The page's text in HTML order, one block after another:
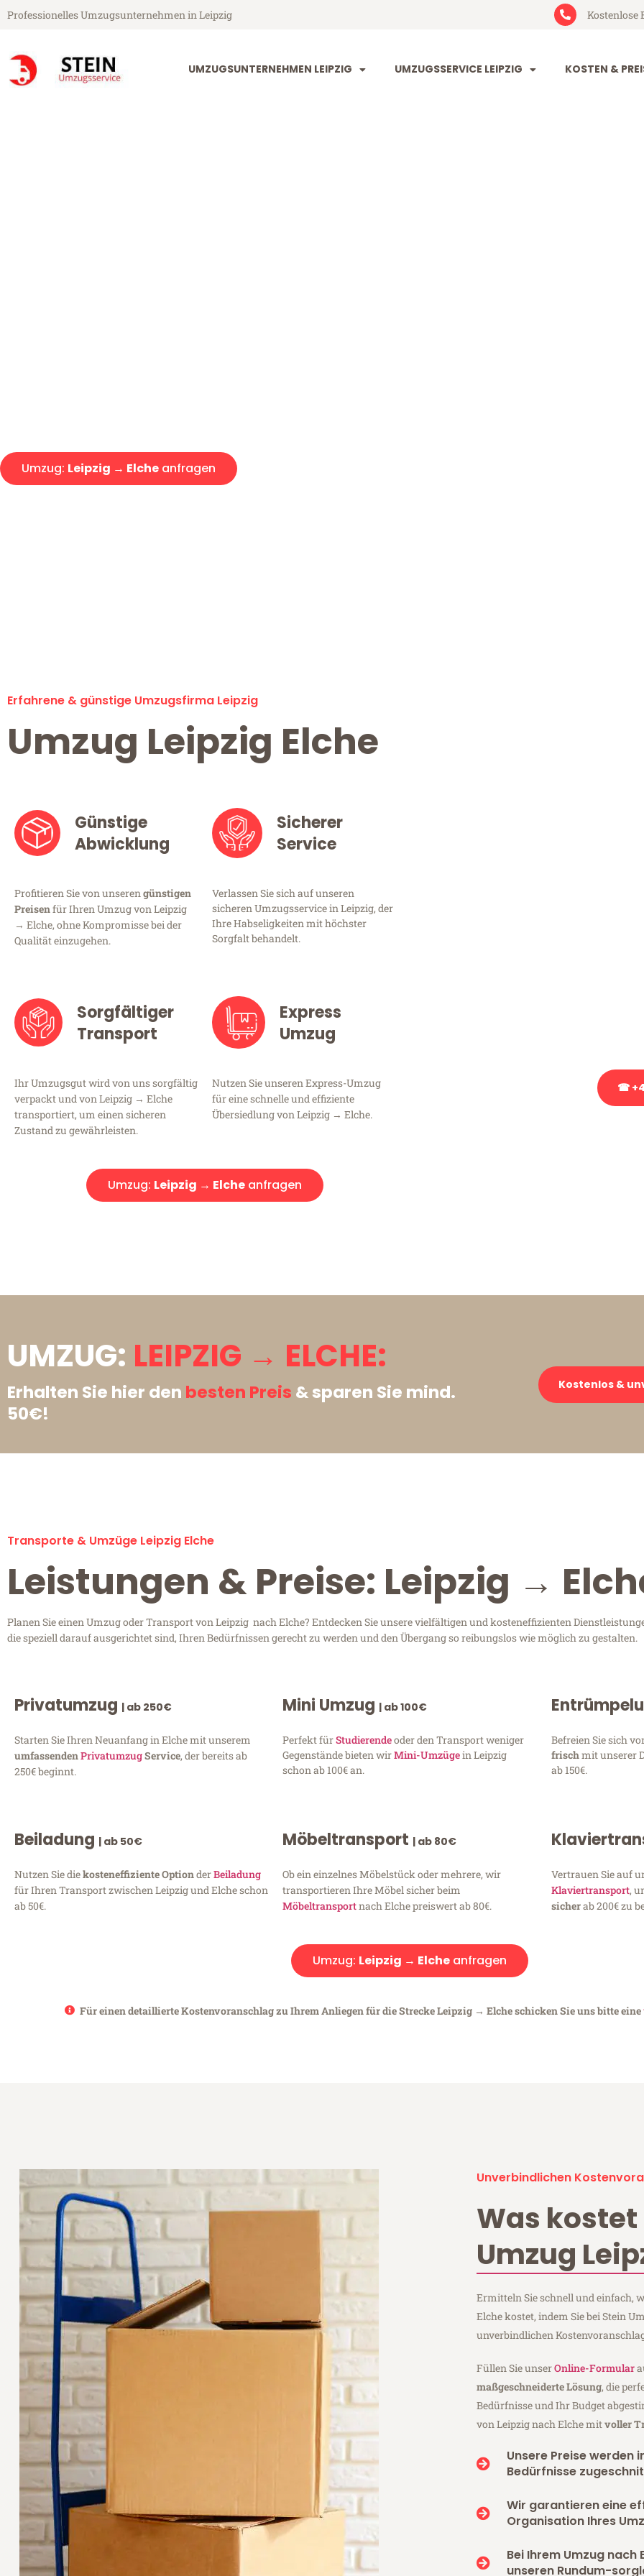
Professionelles Umzugsunternehmen in Leipzig Kostenlose
UMZUGSUNTERNEHMEN LEIPZIG UMZUGSSERVICE LEIPZIG KOSTEN &
Umzug: Leipzig → Elche anfragen
Erfahrene & günstige Umzugsfirma Leipzig
Umzug Leipzig Elche
Günstige
Abwicklung
Profitieren Sie von unserengünstigen
Preisenfür Ihren Umzug von Leipzig
→ Elche, ohne Kompromisse bei der
Qualität einzugehen.
Sicherer
Service
Verlassen Sie sich auf unseren
sicheren Umzugsservice in Leipzig, der
Ihre Habseligkeiten mit höchster
Sorgfalt behandelt.
Sorgfältiger
Transport
Ihr Umzugsgut wird von uns sorgfältig
verpackt und von Leipzig → Elche
transportiert, um einen sicheren
Zustand zu gewährleisten.
Express
Umzug
Nutzen Sie unseren Express-Umzug
für eine schnelle und effiziente
Übersiedlung von Leipzig → Elche.
Umzug: Leipzig → Elche anfragen
☎
UMZUG: LEIPZIG → ELCHE:
Erhalten Sie hier den besten Preis & sparen Sie mind.
50€!
Kostenlos &
Transporte & Umzüge Leipzig Elche
Leistungen & Preise: Leipzig →
Planen Sie einen Umzug oder Transport von Leipzig nach Elche? Entdecken Sie unsere vielfältigen und kosteneffizienten
die speziell darauf ausgerichtet sind, Ihren Bedürfnissen gerecht zu werden und den Übergang so reibungslos wie möglich zu gestalten.
Privatumzug | ab 250€
Starten Sie Ihren Neuanfang in Elche mit unserem
umfassendenPrivatumzugService, der bereits ab
250€ beginnt.
Mini Umzug | ab 100€
Perfekt fürStudierendeoder den Transport weniger
Gegenstände bieten wirMini-Umzügein Leipzig
schon ab 100€ an.
Befreien Sie sich
frischmit unserer
ab 150€.
Beiladung | ab 50€
Nutzen Sie diekosteneffiziente OptionderBeiladung
für Ihren Transport zwischen Leipzig und Elche schon
ab 50€.
Möbeltransport | ab 80€
Ob ein einzelnes Möbelstück oder mehrere, wir
transportieren Ihre Möbel sicher beim
Möbeltransportnach Elche preiswert ab 80€.
Vertrauen Sie auf
Klaviertransport,
sicherab 200€ zu
Umzug: Leipzig → Elche anfragen
Für einen detaillierte Kostenvoranschlag zu Ihrem Anliegen für die Strecke Leipzig → Elche schicken Sie uns bitte eine
Unverbindlichen
Was kostet
Umzug
Ermitteln Sie schnell und einfach,
Elche kostet, indem Sie bei Stein
unverbindlichen
Füllen Sie unserOnline-Formular
maßgeschneiderte Lösung, die
Bedürfnisse und Ihr Budget
von Leipzig nach Elche mitvoller
Unsere Preise werden
Bedürfnisse
Wir garantieren eine
Organisation Ihres
Bei Ihrem Umzug nach
unseren Rundum-